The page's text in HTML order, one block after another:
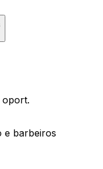
oport.
e barbeiros